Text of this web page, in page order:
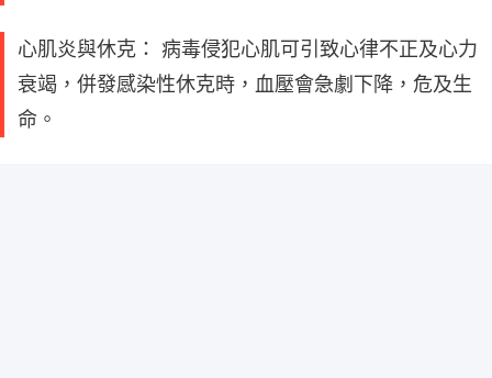
心肌炎與休克： 病毒侵犯心肌可引致心律不正及心力
衰竭，併發感染性休克時，血壓會急劇下降，危及生
命。